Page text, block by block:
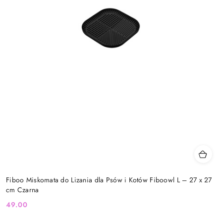
Fiboo Miskomata do Lizania dla Psów i Kotów Fiboowl L – 27 x 27
cm Czarna
Cena:
49.00